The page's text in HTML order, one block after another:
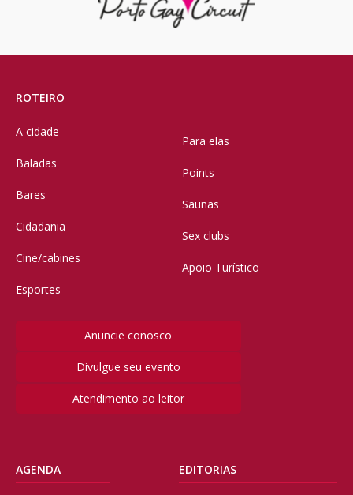
ROTEIRO
A cidade
Baladas
Bares
Cidadania
Cine/cabines
Esportes
Para elas
Points
Saunas
Sex clubs
Apoio Turístico
Anuncie conosco
Divulgue seu evento
Atendimento ao leitor
AGENDA EDITORIAS